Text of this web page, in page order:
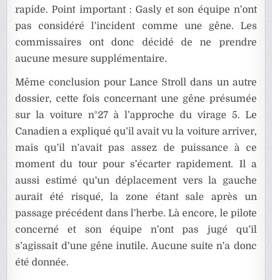
rapide. Point important : Gasly et son équipe n’ont
pas considéré l’incident comme une gêne. Les
commissaires ont donc décidé de ne prendre
aucune mesure supplémentaire.
Même conclusion pour Lance Stroll dans un autre
dossier, cette fois concernant une gêne présumée
sur la voiture n°27 à l’approche du virage 5. Le
Canadien a expliqué qu’il avait vu la voiture arriver,
mais qu’il n’avait pas assez de puissance à ce
moment du tour pour s’écarter rapidement. Il a
aussi estimé qu’un déplacement vers la gauche
aurait été risqué, la zone étant sale après un
passage précédent dans l’herbe. Là encore, le pilote
concerné et son équipe n’ont pas jugé qu’il
s’agissait d’une gêne inutile. Aucune suite n’a donc
été donnée.